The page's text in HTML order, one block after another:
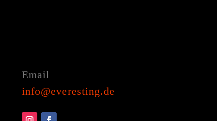
Email
info@everesting.de